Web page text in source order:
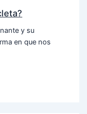
y su
en que nos